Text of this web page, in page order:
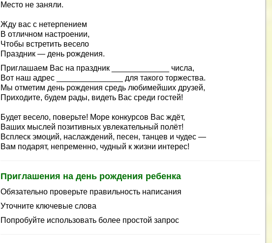
Место не заняли.
Жду вас с нетерпением
В отличном настроении,
Чтобы встретить весело
Праздник — день рождения.
Приглашаем Вас на праздник _____________ числа,
Вот наш адрес _______________ для такого торжества.
Мы отметим день рождения средь любимейших друзей,
Приходите, будем рады, видеть Вас среди гостей!
Будет весело, поверьте! Море конкурсов Вас ждёт,
Ваших мыслей позитивных увлекательный полёт!
Всплеск эмоций, наслаждений, песен, танцев и чудес —
Вам подарят, непременно, чудный к жизни интерес!
Приглашения на день рождения ребенка
Обязательно проверьте правильность написания
Уточните ключевые слова
Попробуйте использовать более простой запрос